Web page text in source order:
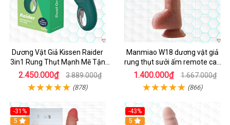
Dương Vật Giả Kissen Raider
3in1 Rung Thụt Mạnh Mẽ Tận
Hưởng
2.450.000₫ 3.889.000₫
(878)
Manmiao W18 dương vật giả
rung thụt sưởi ấm remote cao
cấp
1.400.000₫ 1.667.000₫
(866)
-31%
5
-43%
Hot
5